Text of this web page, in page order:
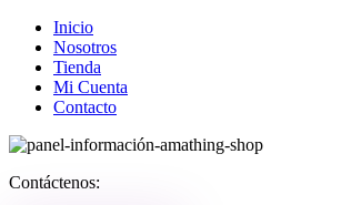
Inicio
Nosotros
Tienda
Mi Cuenta
Contacto
Contáctenos: